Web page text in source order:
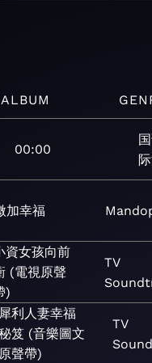
ALBUM
00:00
加幸福
資女孩向前
(電視原聲
)
TV
犀利人妻幸福
笈 (音樂圖文
原聲帶)
TV